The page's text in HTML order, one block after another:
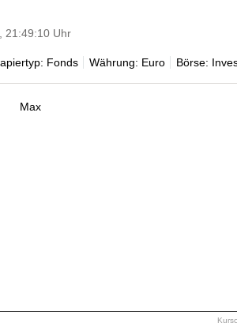
21:49:10 Uhr
Fonds Währung: Euro Börse:
Max